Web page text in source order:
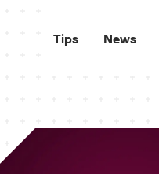
Tips News